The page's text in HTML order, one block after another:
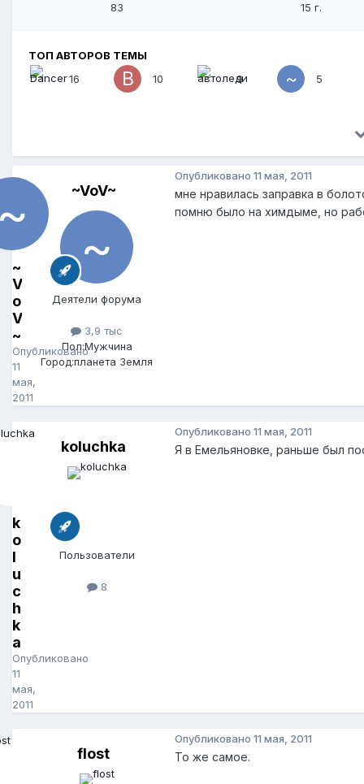
83
15 г.
ТОП АВТОРОВ ТЕМЫ
16
10 9 5
~
V
o
V
~
Опубликовано
11
мая,
2011
~VoV~
Деятели форума
3,9 тыс
Пол:Мужчина
Город:планета Земля
Опубликовано 11 мая, 2011
мне нравилась заправка в
помню было на химдыме, но
k
o
l
u
c
h
k
a
Опубликовано
11
мая,
2011
koluchka
Пользователи
8
Опубликовано 11 мая, 2011
Я в Емельяновке, раньше был
flost
Опубликовано 11 мая, 2011
То же самое.